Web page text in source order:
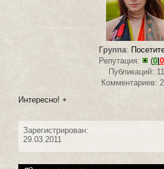
Группа:
Репутация:
(0| 0
Публикаций: 11
Комментариев:
Интересно! +
Зарегистрирован:
29.03.2011